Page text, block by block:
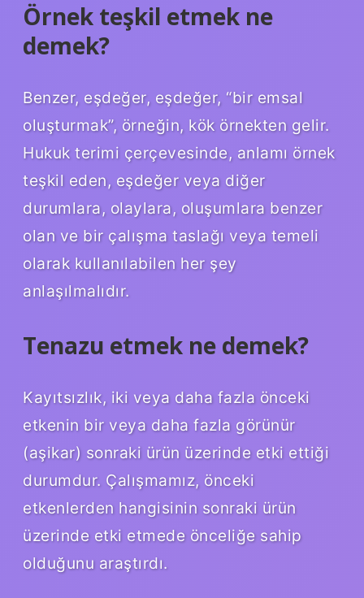
Örnek teşkil etmek ne
demek?
Benzer, eşdeğer, eşdeğer, “bir emsal
oluşturmak”, örneğin, kök örnekten gelir.
Hukuk terimi çerçevesinde, anlamı örnek
teşkil eden, eşdeğer veya diğer
durumlara, olaylara, oluşumlara benzer
olan ve bir çalışma taslağı veya temeli
olarak kullanılabilen her şey
anlaşılmalıdır.
Tenazu etmek ne demek?
Kayıtsızlık, iki veya daha fazla önceki
etkenin bir veya daha fazla görünür
(aşikar) sonraki ürün üzerinde etki ettiği
durumdur. Çalışmamız, önceki
etkenlerden hangisinin sonraki ürün
üzerinde etki etmede önceliğe sahip
olduğunu araştırdı.